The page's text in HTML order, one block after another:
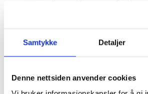
Samtykke Detaljer
Denne nettsiden anvender cookies
behandling av
og påtalemyndigheten
(politiregisterforskriften).
For helse (113): lov 20. juni
helseopplysninger ved
helsehjelp